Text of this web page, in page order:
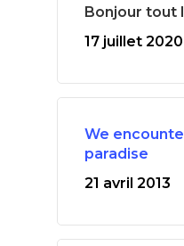
Bonjour tout
17 juillet 2020
We
paradise
21 avril 2013